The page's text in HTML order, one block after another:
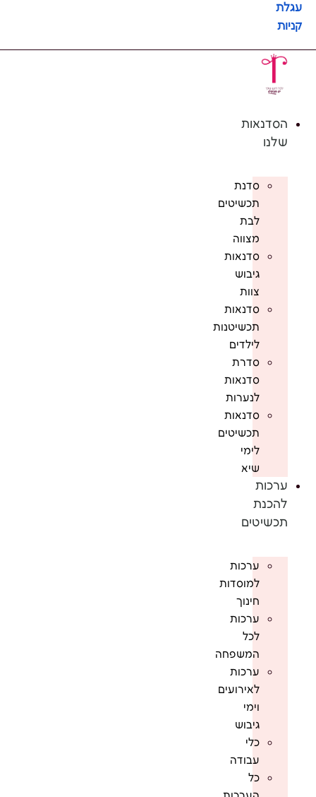
עגלת
קניות
הסדנאות
שלנו
סדנת
תכשיטים
לבת
מצווה
סדנאות
גיבוש
צוות
סדנאות
תכשיטנות
לילדים
סדרת
סדנאות
לנערות
סדנאות
תכשיטים
לימי
שיא
ערכות
להכנת
תכשיטים
ערכות
למוסדות
חינוך
ערכות
לכל
המשפחה
ערכות
לאירועים
וימי
גיבוש
כלי
עבודה
כל